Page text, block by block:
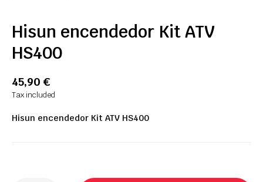
Hisun encendedor Kit ATV
HS400
45,90 €
Tax included
Hisun encendedor Kit ATV HS400